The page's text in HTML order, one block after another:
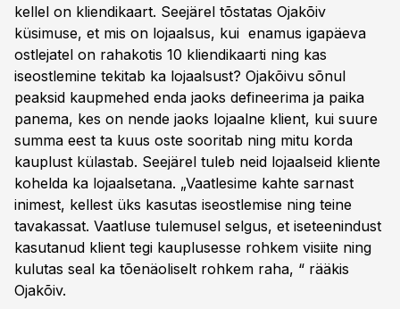
kellel on kliendikaart. Seejärel tõstatas Ojakõiv
küsimuse, et mis on lojaalsus, kui enamus igapäeva
ostlejatel on rahakotis 10 kliendikaarti ning kas
iseostlemine tekitab ka lojaalsust? Ojakõivu sõnul
peaksid kaupmehed enda jaoks defineerima ja paika
panema, kes on nende jaoks lojaalne klient, kui suure
summa eest ta kuus oste sooritab ning mitu korda
kauplust külastab. Seejärel tuleb neid lojaalseid kliente
kohelda ka lojaalsetana. „Vaatlesime kahte sarnast
inimest, kellest üks kasutas iseostlemise ning teine
tavakassat. Vaatluse tulemusel selgus, et iseteenindust
kasutanud klient tegi kauplusesse rohkem visiite ning
kulutas seal ka tõenäoliselt rohkem raha, “ rääkis
Ojakõiv.